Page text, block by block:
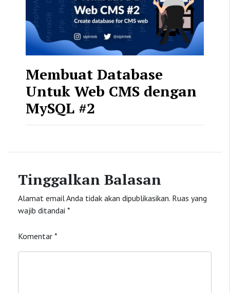
Membuat Database
Untuk Web CMS dengan
MySQL #2
Tinggalkan Balasan
Alamat email Anda tidak akan dipublikasikan. Ruas yang
wajib ditandai *
Komentar *